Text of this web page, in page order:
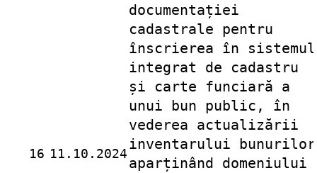
16 11.10.2024
documentației
cadastrale pentru
înscrierea în sistemul
integrat de cadastru
și carte funciară a
unui bun public, în
vederea actualizării
inventarului bunurilor
aparținând domeniului